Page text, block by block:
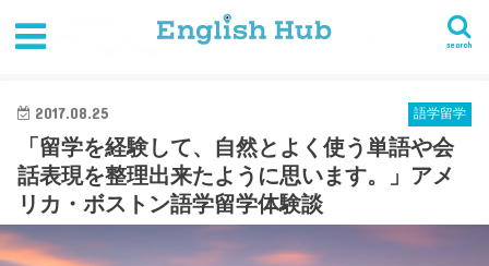
search
「留学を経験して、自然とよく使う単語や会話表現を整理出来たように思います。」アメリ
カ・ボストン語学留学体験談
語学留学
2017.08.25
「留学を経験して、自然とよく使う単語や会
話表現を整理出来たように思います。」アメ
リカ・ボストン語学留学体験談